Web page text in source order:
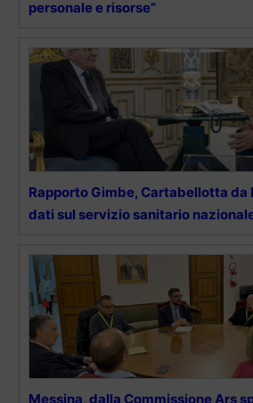
personale e risorse”
Rapporto Gimbe, Cartabellotta da
dati sul servizio sanitario
Messina, dalla Commissione Ars